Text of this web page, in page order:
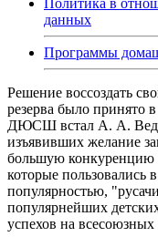
данных
Программы
Решение воссоздать
резерва было принято
ДЮСШ встал А. А.
изъявивших желание
большую конкуренцию
которые пользовались
популярностью,
популярнейших
успехов на всесоюзных